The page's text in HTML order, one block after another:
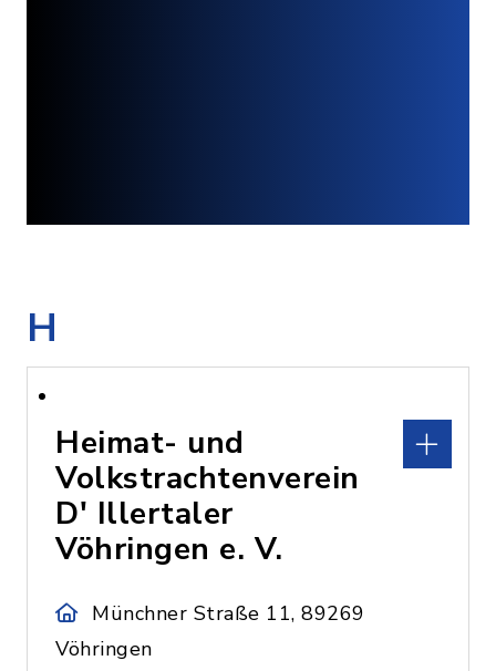
H
Heimat- und
Volkstrachtenverein
D' Illertaler
Vöhringen e. V.
Münchner Straße 11, 89269
Vöhringen